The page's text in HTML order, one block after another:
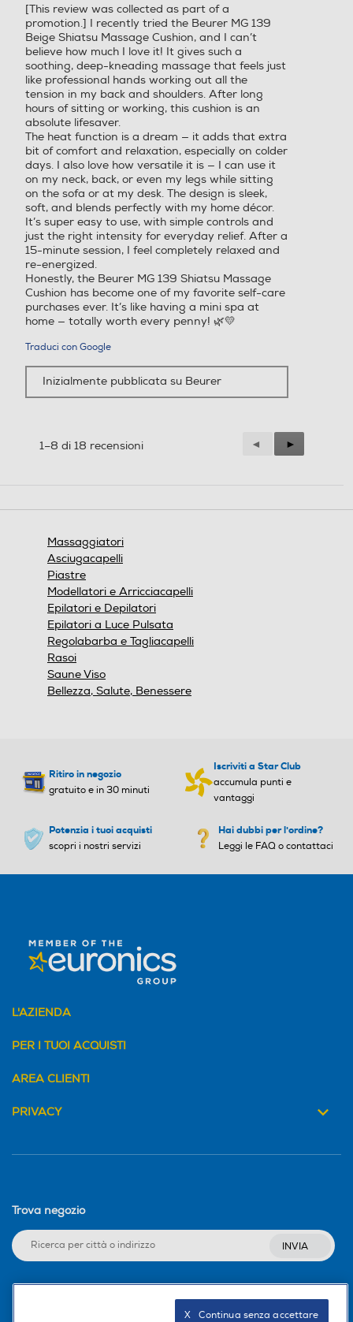
stelle.
[This review was collected as part of a
promotion.] I recently tried the Beurer MG 139
Beige Shiatsu Massage Cushion, and I can’t
believe how much I love it! It gives such a
soothing, deep-kneading massage that feels just
like professional hands working out all the
tension in my back and shoulders. After long
hours of sitting or working, this cushion is an
absolute lifesaver.
The heat function is a dream — it adds that extra
bit of comfort and relaxation, especially on colder
days. I also love how versatile it is — I can use it
on my neck, back, or even my legs while sitting
on the sofa or at my desk. The design is sleek,
soft, and blends perfectly with my home décor.
It’s super easy to use, with simple controls and
just the right intensity for everyday relief. After a
15-minute session, I feel completely relaxed and
re-energized.
Honestly, the Beurer MG 139 Shiatsu Massage
Cushion has become one of my favorite self-care
purchases ever. It’s like having a mini spa at
home — totally worth every penny! 🌿💛
Traduci con Google
Inizialmente pubblicata su Beurer
1–8 di 18 recensioni
Precedente
Reviews
◄
Successiva
Reviews
►
Massaggiatori
Asciugacapelli
Piastre
Modellatori e Arricciacapelli
Epilatori e Depilatori
Epilatori a Luce Pulsata
Regolabarba e Tagliacapelli
Rasoi
Saune Viso
Bellezza, Salute, Benessere
Ritiro in negozio
gratuito e in 30 minuti
Iscriviti a Star Club
accumula punti e
vantaggi
Potenzia i tuoi acquisti
scopri i nostri servizi
Hai dubbi per l'ordine?
Leggi le FAQ o contattaci
L'AZIENDA
PER I TUOI ACQUISTI
AREA CLIENTI
PRIVACY
Trova negozio
INVIA
X   Continua senza accettare